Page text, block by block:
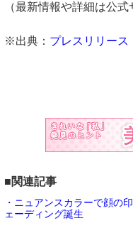
（最新情報や詳細は公
※出典： プレスリリース
■関連記事
・ニュアンスカラーで顔の
ェーディング誕生